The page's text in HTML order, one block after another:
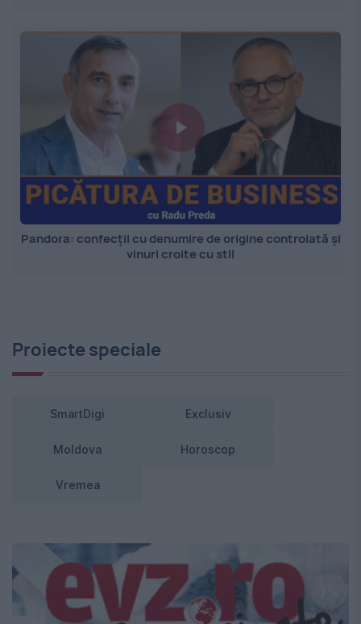
Pandora: confecții cu denumire de origine controlată și
vinuri croite cu stil
Proiecte speciale
SmartDigi Exclusiv
Moldova Horoscop
Vremea